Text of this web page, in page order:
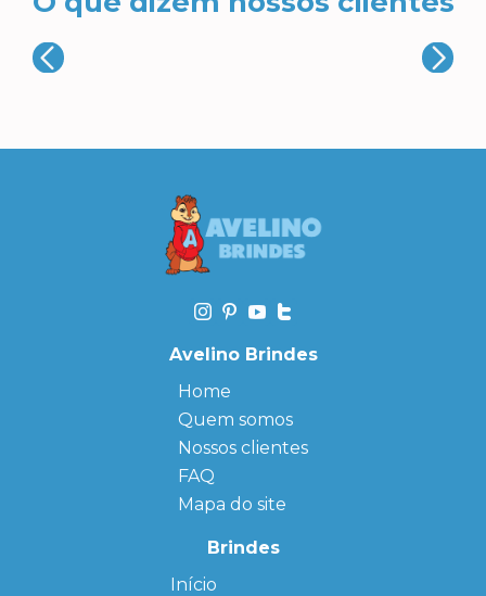
Avelino Brindes
Home
Quem somos
Nossos clientes
FAQ
Mapa do site
Brindes
Início← Back
← Back